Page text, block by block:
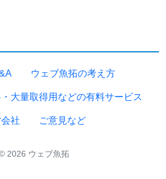
ウェブ魚拓の考え方
大量取得用などの有料サービス
社 ご意見など
2026 ウェブ魚拓